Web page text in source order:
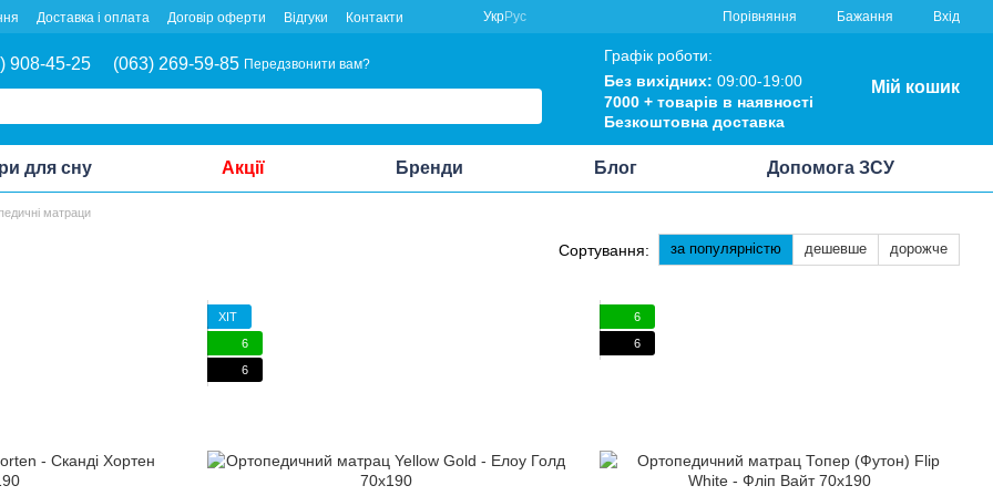
Доставка і оплата Договір оферти Відгуки Контакти УкрРус Порівняння Бажання Вхід
908-45-25 (063) 269-59-85 Передзвонити вам?
Графік роботи:
Без вихідних: 09:00-19:00
7000 + товарів в наявності
Безкоштовна доставка
Мій кошик
для сну Акції Бренди Блог Допомога ЗСУ
матраци
Сортування: за популярністю дешевше дорожче
ХІТ
6
6
6
6